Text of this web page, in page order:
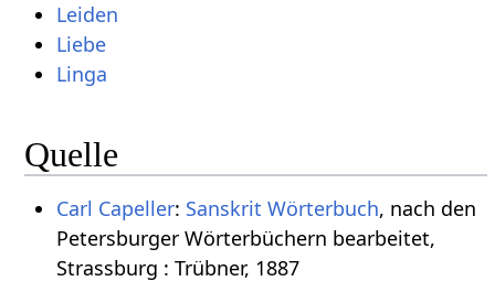
Leiden
Liebe
Linga
Quelle
Carl Capeller: Sanskrit Wörterbuch, nach den
Petersburger Wörterbüchern bearbeitet,
Strassburg : Trübner, 1887